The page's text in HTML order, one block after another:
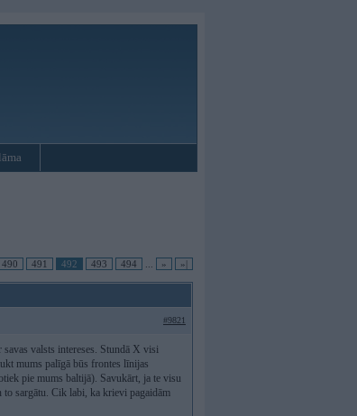
490 491 492 493 494 » »|
#9821
valsts intereses. Stundā X visi
mums palīgā būs frontes līnijas
pie mums baltijā). Savukārt, ja te visu
to sargātu. Cik labi, ka krievi pagaidām